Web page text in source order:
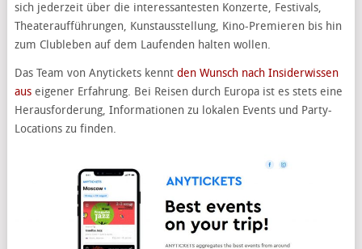
sich jederzeit über die interessantesten Konzerte, Festivals,
Theateraufführungen, Kunstausstellung, Kino-Premieren bis hin
zum Clubleben auf dem Laufenden halten wollen.
Das Team von Anytickets kennt den Wunsch nach Insiderwissen
auseigener Erfahrung. Bei Reisen durch Europa ist es stets eine
Herausforderung, Informationen zu lokalen Events und Party-
Locations zu finden.